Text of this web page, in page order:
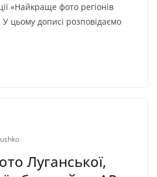
«Найкраще фото регіонів
У цьому дописі розповідаємо
Луганської,